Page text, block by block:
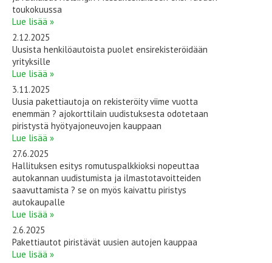
toukokuussa
Lue lisää »
2.12.2025
Uusista henkilöautoista puolet ensirekisteröidään
yrityksille
Lue lisää »
3.11.2025
Uusia pakettiautoja on rekisteröity viime vuotta
enemmän ? ajokorttilain uudistuksesta odotetaan
piristystä hyötyajoneuvojen kauppaan
Lue lisää »
27.6.2025
Hallituksen esitys romutuspalkkioksi nopeuttaa
autokannan uudistumista ja ilmastotavoitteiden
saavuttamista ? se on myös kaivattu piristys
autokaupalle
Lue lisää »
2.6.2025
Pakettiautot piristävät uusien autojen kauppaa
Lue lisää »